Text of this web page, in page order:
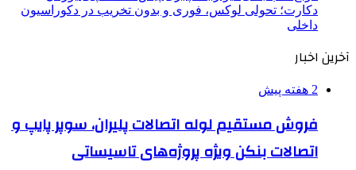
دکارت؛ تحولی لوکس، فوری و بدون تخریب در دکوراسیون
داخلی
آخرین اخبار
2 هفته پیش
فروش مستقیم لوله اتصالات پلیران، سوپر پایپ و
اتصالات بنکن ویژه پروژه‌های تاسیساتی